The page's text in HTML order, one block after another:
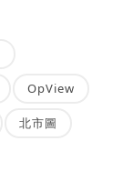
OpView
北市圖